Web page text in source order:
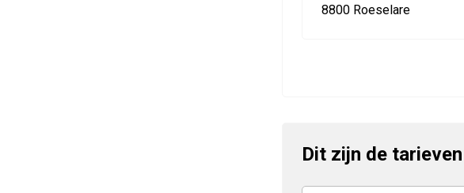
8800 Roeselare
Dit zijn de tarieven